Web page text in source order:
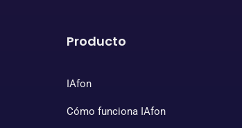
Producto
IAfon
Cómo funciona IAfon